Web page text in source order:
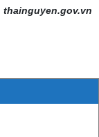
thainguyen.gov.vn